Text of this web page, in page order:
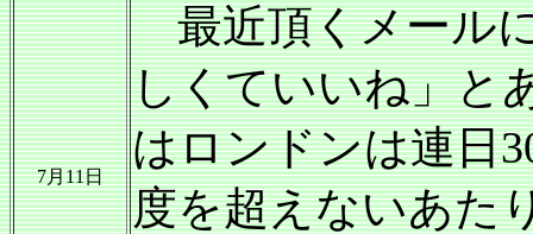
7月11日
最近頂くメールに
しくていいね」と
はロンドンは連日
度を超えないあた